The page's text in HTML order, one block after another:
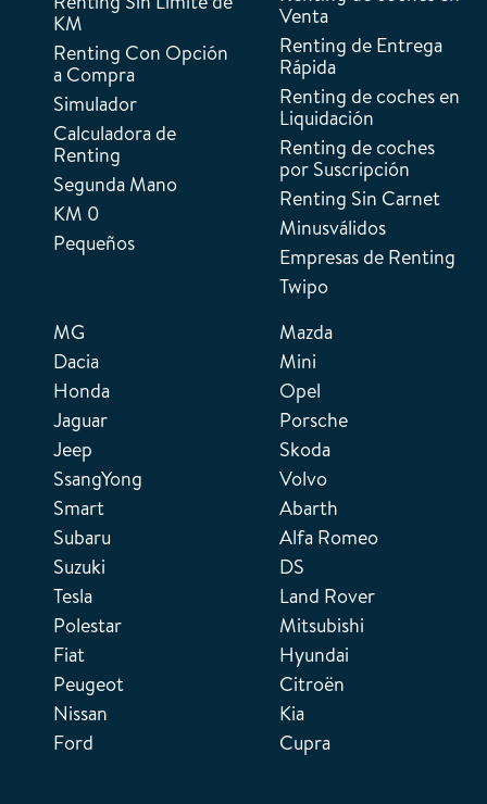
KM
Renting Con Opción
a Compra
Simulador
Calculadora de
Renting
Segunda Mano
KM 0
Pequeños
MG
Dacia
Honda
Jaguar
Jeep
SsangYong
Smart
Subaru
Suzuki
Tesla
Polestar
Fiat
Peugeot
Nissan
Ford
Mazda
Mini
Opel
Porsche
Skoda
Volvo
Abarth
Alfa Romeo
DS
Land Rover
Mitsubishi
Hyundai
Citroën
Kia
Cupra
Venta
Renting de Entrega
Rápida
Renting de coches en
Liquidación
Renting de coches
por Suscripción
Renting Sin Carnet
Minusválidos
Empresas de Renting
Twipo